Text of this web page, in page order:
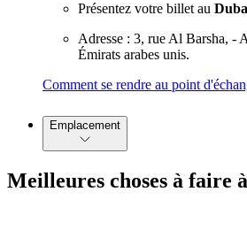
Présentez votre billet au
Adresse : 3, rue Al Barsha, -
Émirats arabes unis.
Comment se rendre au point
Emplacement
Meilleures choses à faire